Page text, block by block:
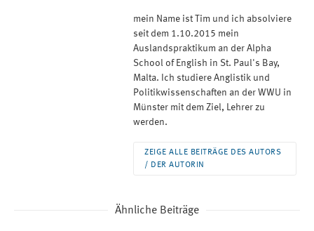
mein Name ist Tim und ich absolviere
seit dem 1.10.2015 mein
Auslandspraktikum an der Alpha
School of English in St. Paul's Bay,
Malta. Ich studiere Anglistik und
Politikwissenschaften an der WWU in
Münster mit dem Ziel, Lehrer zu
werden.
ZEIGE ALLE BEITRÄGE DES AUTORS
/ DER AUTORIN
Ähnliche Beiträge